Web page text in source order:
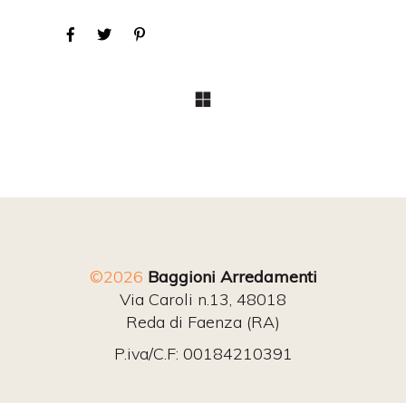
©2026 Baggioni Arredamenti
Via Caroli n.13, 48018
Reda di Faenza (RA)
P.iva/C.F: 00184210391